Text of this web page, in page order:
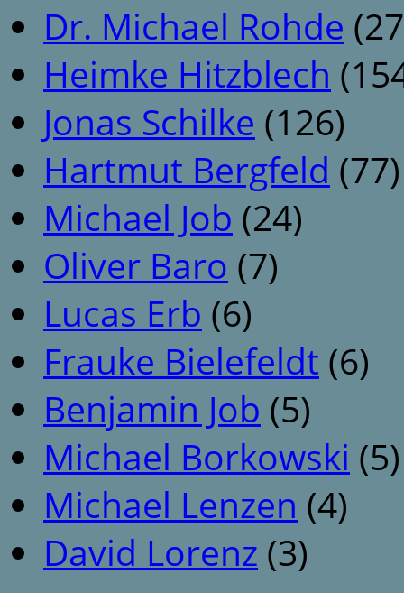
Dr. Michael Rohde
Heimke Hitzblech
Jonas Schilke (126)
Hartmut Bergfeld (77)
Michael Job (24)
Oliver Baro (7)
Lucas Erb (6)
Frauke Bielefeldt (6)
Benjamin Job (5)
Michael Borkowski (5)
Michael Lenzen (4)
David Lorenz (3)